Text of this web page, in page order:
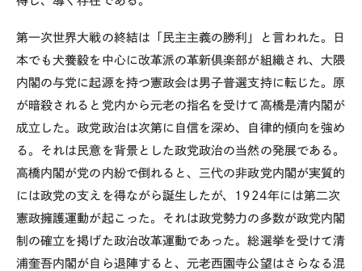
第一次世界大戦の終結は「民主主義の勝利」と言われた。日
本でも犬養毅を中心に改革派の革新倶楽部が組織され、大隈
内閣の与党に起源を持つ憲政会は男子普選支持に転じた。原
が暗殺されると党内から元老の指名を受けて高橋是清内閣が
成立した。政党政治は次第に自信を深め、自律的傾向を強め
る。それは民意を背景とした政党政治の当然の発展である。
高橋内閣が党の内紛で倒れると、三代の非政党内閣が実質的
には政党の支えを得ながら誕生したが、1924年には第二次
憲政擁護運動が起こった。それは政党勢力の多数が政党内閣
制の確立を掲げた政治改革運動であった。総選挙を受けて清
浦奎吾内閣が自ら退陣すると、元老西園寺公望はさらなる混